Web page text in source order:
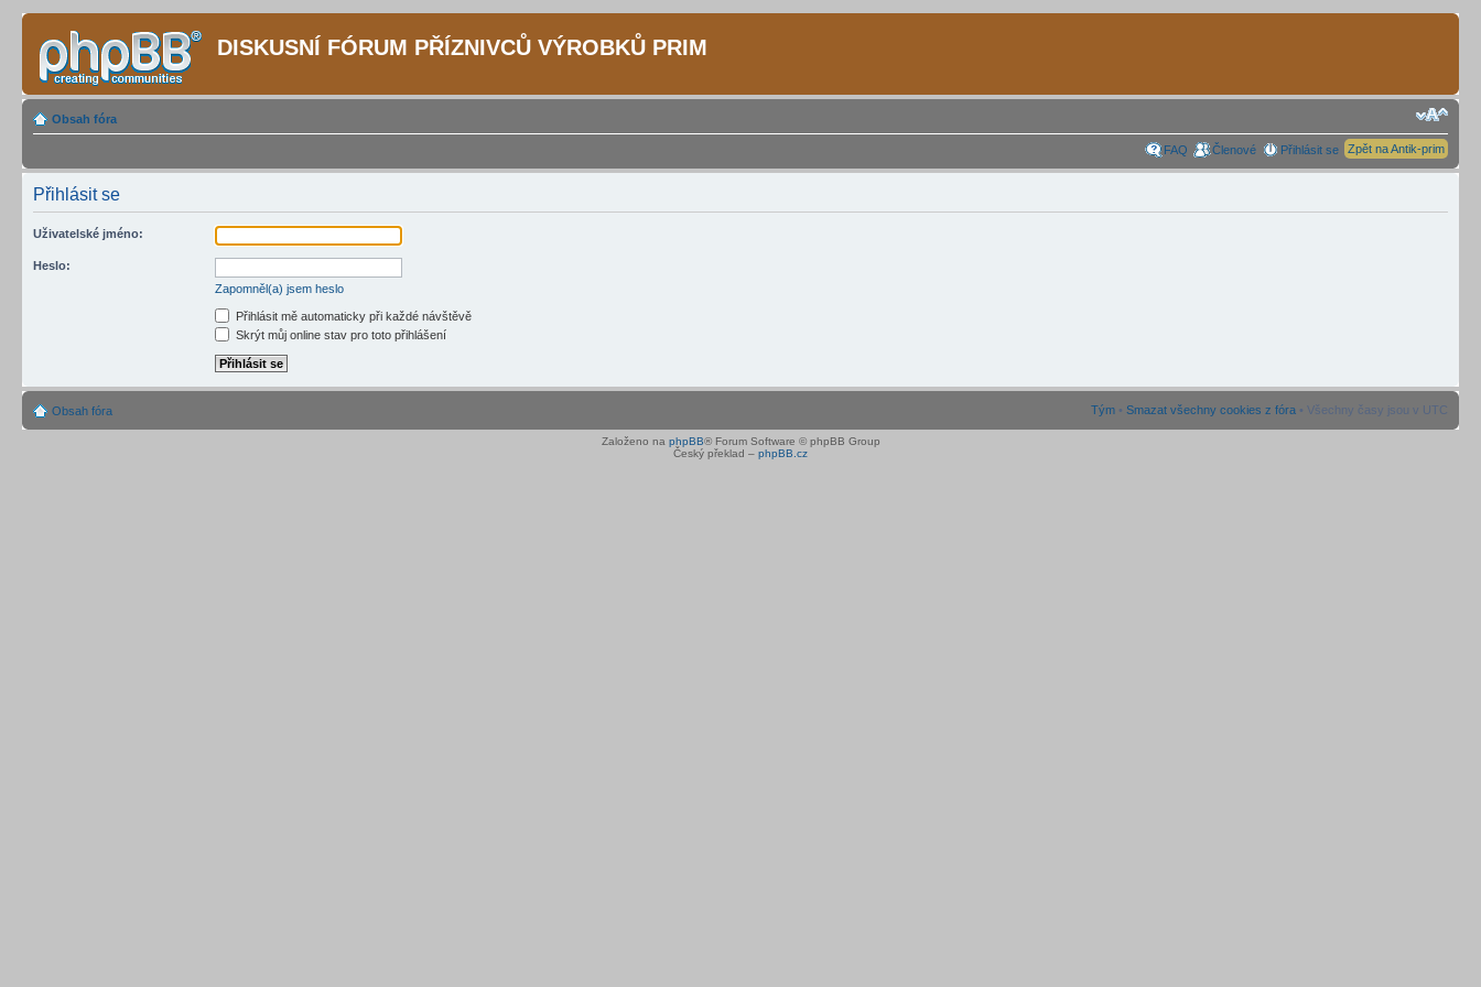
DISKUSNÍ FÓRUM PŘÍZNIVCŮ VÝROBKŮ PRIM
Obsah fóra
FAQ Členové Přihlásit se Zpět na Antik-prim
Přihlásit se
Uživatelské jméno:
Heslo:
Zapomněl(a) jsem heslo
Přihlásit mě automaticky při každé návštěvě
Skrýt můj online stav pro toto přihlášení
Obsah fóra Tým • Smazat všechny cookies z fóra • Všechny časy jsou v UTC
Založeno na phpBB® Forum Software © phpBB Group
Český překlad – phpBB.cz